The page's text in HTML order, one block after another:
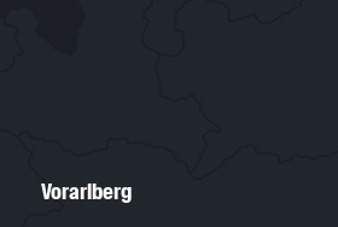
Vorarlberg